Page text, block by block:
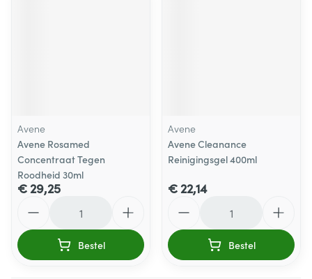
Avene
Avene Rosamed
Concentraat Tegen
Roodheid 30ml
€ 29,25
Bestel
Avene
Avene Cleanance
Reinigingsgel 400ml
€ 22,14
Bestel